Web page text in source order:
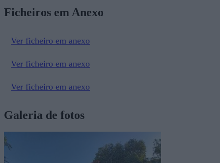
Ficheiros em Anexo
Ver ficheiro em anexo
Ver ficheiro em anexo
Ver ficheiro em anexo
Galeria de fotos